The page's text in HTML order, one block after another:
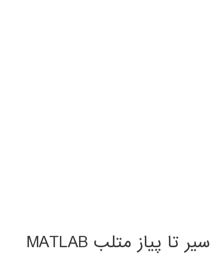
سیر تا پیاز متلب MATLAB